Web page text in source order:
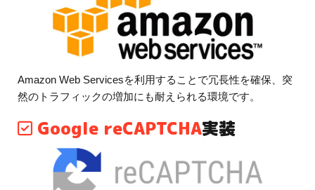
Amazon Web Servicesを利用することで冗長性を確保、突
然のトラフィックの増加にも耐えられる環境です。
Google reCAPTCHA実装